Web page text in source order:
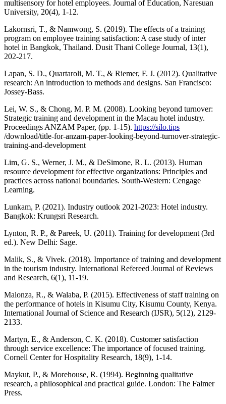
multisensory for hotel employees. Journal of Education, Naresuan
University, 20(4), 1-12.
Lakornsri, T., & Namwong, S. (2019). The effects of a training
program on employee training satisfaction: A case study of inter
hotel in Bangkok, Thailand. Dusit Thani College Journal, 13(1),
202-217.
Lapan, S. D., Quartaroli, M. T., & Riemer, F. J. (2012). Qualitative
research: An introduction to methods and designs. San Francisco:
Jossey-Bass.
Lei, W. S., & Chong, M. P. M. (2008). Looking beyond turnover:
Strategic training and development in the Macau hotel industry.
Proceedings ANZAM Paper, (pp. 1-15). https://silo.tips
/download/title-for-anzam-paper-looking-beyond-turnover-strategic-
training-and-development
Lim, G. S., Werner, J. M., & DeSimone, R. L. (2013). Human
resource development for effective organizations: Principles and
practices across national boundaries. South-Western: Cengage
Learning.
Lunkam, P. (2021). Industry outlook 2021-2023: Hotel industry.
Bangkok: Krungsri Research.
Lynton, R. P., & Pareek, U. (2011). Training for development (3rd
ed.). New Delhi: Sage.
Malik, S., & Vivek. (2018). Importance of training and development
in the tourism industry. International Refereed Journal of Reviews
and Research, 6(1), 11-19.
Malonza, R., & Walaba, P. (2015). Effectiveness of staff training on
the performance of hotels in Kisumu City, Kisumu County, Kenya.
International Journal of Science and Research (IJSR), 5(12), 2129-
2133.
Martyn, E., & Anderson, C. K. (2018). Customer satisfaction
through service excellence: The importance of focused training.
Cornell Center for Hospitality Research, 18(9), 1-14.
Maykut, P., & Morehouse, R. (1994). Beginning qualitative
research, a philosophical and practical guide. London: The Falmer
Press.